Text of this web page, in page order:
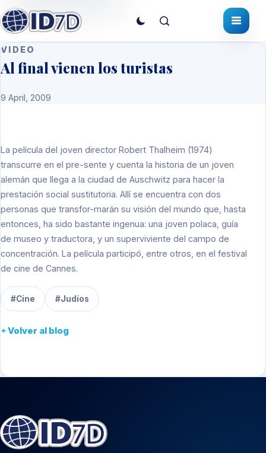
VIDEO
Al final vienen los turistas
9 April, 2009
La película del joven director Robert Thalheim (1974)
transcurre en el pre-sente y cuenta la historia de un joven
alemán que llega a la ciudad de Auschwitz para hacer la
prestación social sustitutoria. Allí se encuentra con dos
personas que transfor-marán su visión del mundo que, hasta
entonces, ha sido bastante ingenua: una joven polaca, guía
de museo y traductora, y un superviviente del campo de
concentración. La película participó, entre otros, en el festival
de cine de Cannes.
#Cine #Judíos
Volver al blog